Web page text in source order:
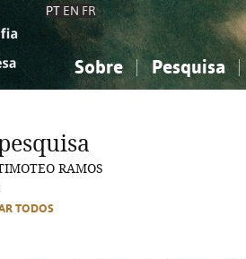
PT EN FR
Sobre Pesquisa
Ciências sociais...
Ciências sociais...
RAMOS
TODOS